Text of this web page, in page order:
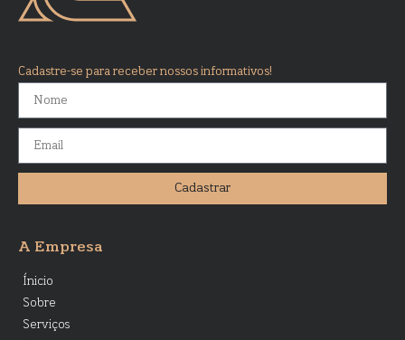
Cadastre-se para receber nossos informativos!
Cadastrar
A Empresa
Ínicio
Sobre
Serviços